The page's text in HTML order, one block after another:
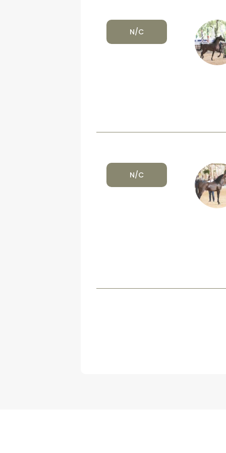
N/C
N/C